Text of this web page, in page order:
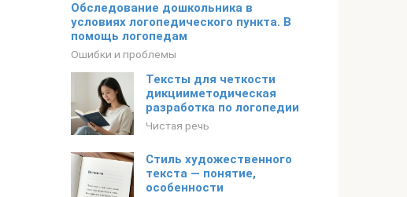
Обследование дошкольника в
условиях логопедического пункта. В
помощь логопедам
Ошибки и проблемы
Тексты для четкости
дикцииметодическая
разработка по логопедии
Чистая речь
Стиль художественного
текста — понятие,
особенности